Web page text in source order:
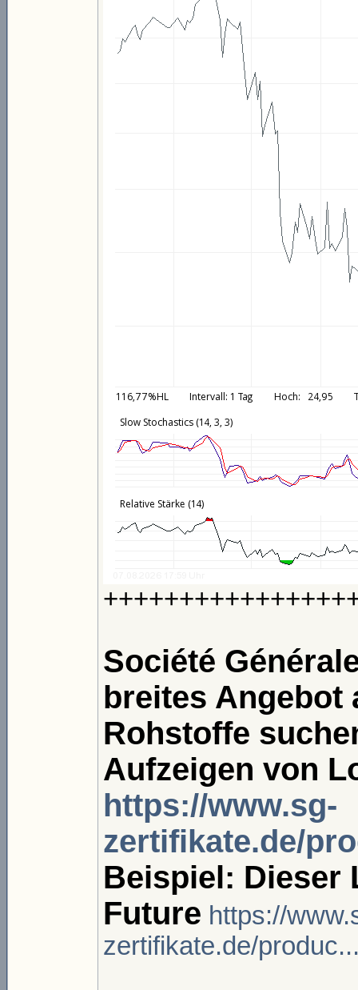
Société
breites Angebot
Rohstoffe
Aufzeigen von
https://www.sg-
zertifikate.de/
Beispiel: Dieser
Future https://
zertifikate.de/